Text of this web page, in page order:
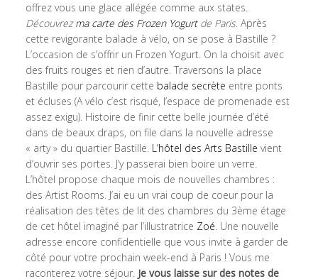
offrez vous une glace allégée comme aux states.
Découvrezma carte des Frozen Yogurtde Paris. Après
cette revigorante balade à vélo, on se pose à Bastille ?
L’occasion de s’offrir un Frozen Yogurt. On la choisit avec
des fruits rouges et rien d’autre. Traversons la place
Bastille pour parcourir cette balade secrète entre ponts
et écluses (A vélo c’est risqué, l’espace de promenade est
assez exigu). Histoire de finir cette belle journée d’été
dans de beaux draps, on file dans la nouvelle adresse
« arty » du quartier Bastille. L’hôtel des Arts Bastille vient
d’ouvrir ses portes. J’y passerai bien boire un verre.
L’hôtel propose chaque mois de nouvelles chambres :
des Artist Rooms. J’ai eu un vrai coup de coeur pour la
réalisation des têtes de lit des chambres du 3ème étage
de cet hôtel imaginé par l’illustratrice Zoé. Une nouvelle
adresse encore confidentielle que vous invite à garder de
côté pour votre prochain week-end à Paris ! Vous me
raconterez votre séjour. Je vous laisse sur des notes de